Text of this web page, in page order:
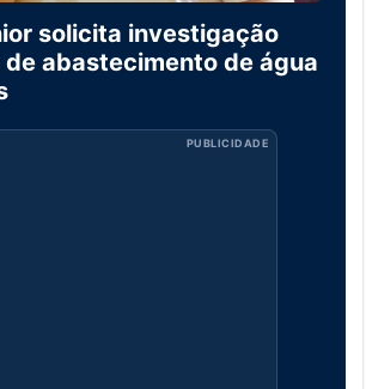
solicita investigação
abastecimento de água
PUBLICIDADE